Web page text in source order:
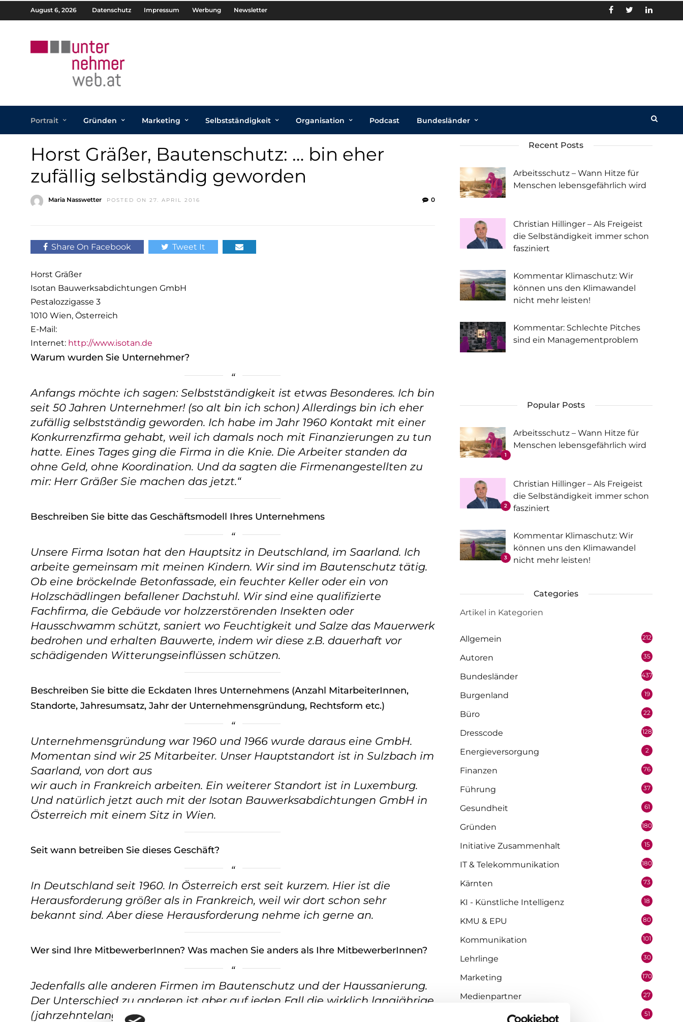
August 6, 2026 Datenschutz Impressum Werbung Newsletter
Portrait Gründen Marketing Selbstständigkeit Organisation Podcast Bundesländer
Horst Gräßer, Bautenschutz: … bin eher
zufällig selbständig geworden
Maria Nasswetter POSTED ON 27. APRIL 2016 0
Share On Facebook Tweet It
Horst Gräßer
Isotan Bauwerksabdichtungen GmbH
Pestalozzigasse 3
1010 Wien, Österreich
E-Mail:
Internet: http://www.isotan.de
Warum wurden Sie Unternehmer?
Anfangs möchte ich sagen: Selbstständigkeit ist etwas Besonderes. Ich bin
seit 50 Jahren Unternehmer! (so alt bin ich schon) Allerdings bin ich eher
zufällig selbstständig geworden. Ich habe im Jahr 1960 Kontakt mit einer
Konkurrenzfirma gehabt, weil ich damals noch mit Finanzierungen zu tun
hatte. Eines Tages ging die Firma in die Knie. Die Arbeiter standen da
ohne Geld, ohne Koordination. Und da sagten die Firmenangestellten zu
mir: Herr Gräßer Sie machen das jetzt.“
Beschreiben Sie bitte das Geschäftsmodell Ihres Unternehmens
Unsere Firma Isotan hat den Hauptsitz in Deutschland, im Saarland. Ich
arbeite gemeinsam mit meinen Kindern. Wir sind im Bautenschutz tätig.
Ob eine bröckelnde Betonfassade, ein feuchter Keller oder ein von
Holzschädlingen befallener Dachstuhl. Wir sind eine qualifizierte
Fachfirma, die Gebäude vor holzzerstörenden Insekten oder
Hausschwamm schützt, saniert wo Feuchtigkeit und Salze das Mauerwerk
bedrohen und erhalten Bauwerte, indem wir diese z.B. dauerhaft vor
schädigenden Witterungseinflüssen schützen.
Beschreiben Sie bitte die Eckdaten Ihres Unternehmens (Anzahl MitarbeiterInnen,
Standorte, Jahresumsatz, Jahr der Unternehmensgründung, Rechtsform etc.)
Unternehmensgründung war 1960 und 1966 wurde daraus eine GmbH.
Momentan sind wir 25 Mitarbeiter. Unser Hauptstandort ist in Sulzbach im
Saarland, von dort aus
wir auch in Frankreich arbeiten. Ein weiterer Standort ist in Luxemburg.
Und natürlich jetzt auch mit der Isotan Bauwerksabdichtungen GmbH in
Österreich mit einem Sitz in Wien.
Seit wann betreiben Sie dieses Geschäft?
In Deutschland seit 1960. In Österreich erst seit kurzem. Hier ist die
Herausforderung größer als in Frankreich, weil wir dort schon sehr
bekannt sind. Aber diese Herausforderung nehme ich gerne an.
Wer sind Ihre MitbewerberInnen? Was machen Sie anders als Ihre MitbewerberInnen?
Jedenfalls alle anderen Firmen im Bautenschutz und der Haussanierung.
Der Unterschied zu anderen ist aber auf jeden Fall die wirklich langjährige
(jahrzehntelange!) Erfahrung. Ich habe viele Fachleute und Fachkräfte.
Recent Posts
Arbeitsschutz – Wann Hitze für
Menschen lebensgefährlich wird
Christian Hillinger – Als Freigeist
die Selbständigkeit immer schon
fasziniert
Kommentar Klimaschutz: Wir
können uns den Klimawandel
nicht mehr leisten!
Kommentar: Schlechte Pitches
sind ein Managementproblem
Popular Posts
1
Arbeitsschutz – Wann Hitze für
Menschen lebensgefährlich wird
2
Christian Hillinger – Als Freigeist
die Selbständigkeit immer schon
fasziniert
3
Kommentar Klimaschutz: Wir
können uns den Klimawandel
nicht mehr leisten!
Categories
Artikel in Kategorien
Allgemein 212
Autoren 35
Bundesländer 437
Burgenland 19
Büro 22
Dresscode 128
Energieversorgung 2
Finanzen 76
Führung 37
Gesundheit 61
Gründen 180
Initiative Zusammenhalt 15
IT & Telekommunikation 180
Kärnten 73
KI - Künstliche Intelligenz 18
KMU & EPU 80
Kommunikation 101
Lehrlinge 30
Marketing 170
Medienpartner 27
51